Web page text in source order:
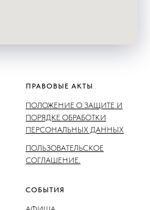
ПРАВОВЫЕ АКТЫ
ПОЛОЖЕНИЕ О ЗАЩИТЕ И
ПОРЯДКЕ ОБРАБОТКИ
ПЕРСОНАЛЬНЫХ ДАННЫХ
ПОЛЬЗОВАТЕЛЬСКОЕ
СОГЛАШЕНИЕ.
СОБЫТИЯ